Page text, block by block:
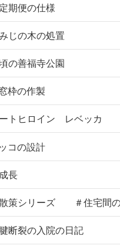
期便の仕様
じの木の処置
の善福寺公園
枠の作製
トヒロイン レベッカ
コの設計
長
策シリーズ ＃住宅間の
断裂の入院の日記